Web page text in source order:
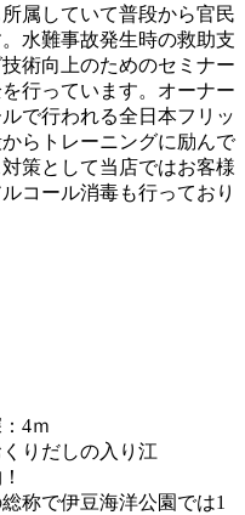
属していて普段から官民
水難事故発生時の救助支
術向上のためのセミナー
行っています。オーナー
で行われる全日本フリッ
らトレーニングに励んで
策として当店ではお客様
コール消毒も行っており
4ｍ
りだしの入り江
称で伊豆海洋公園では1